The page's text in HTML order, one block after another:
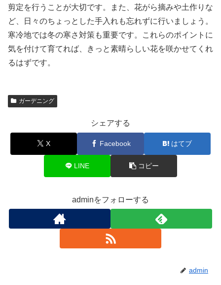
剪定を行うことが大切です。また、花がら摘みや土作りな
ど、日々のちょっとした手入れも忘れずに行いましょう。
寒冷地では冬の寒さ対策も重要です。これらのポイントに
気を付けて育てれば、きっと素晴らしい花を咲かせてくれ
るはずです。
ガーデニング
シェアする
X Facebook はてブ
LINE コピー
adminをフォローする
admin